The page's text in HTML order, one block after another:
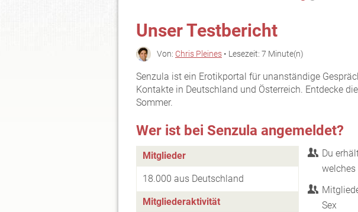
Unser Testbericht
Von: Chris Pleines • Lesezeit: 7 Minute(n)
Senzula ist ein Erotikportal für unanständige
Kontakte in Deutschland und Österreich. Entdecke
Sommer.
Wer ist bei Senzula angemeldet?
Mitglieder
18.000 aus Deutschland
Mitgliederaktivität
Du
Sex